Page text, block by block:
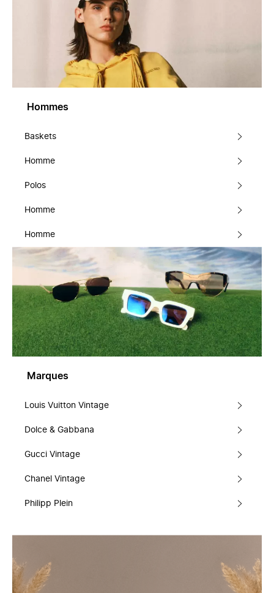
Hommes
Baskets
Homme
Polos
Homme
Homme
Marques
Louis Vuitton Vintage
Dolce & Gabbana
Gucci Vintage
Chanel Vintage
Philipp Plein